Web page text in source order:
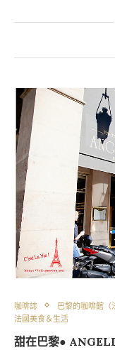
咖啡誌 巴黎的咖啡館（
法國美食＆生活
甜在巴黎●